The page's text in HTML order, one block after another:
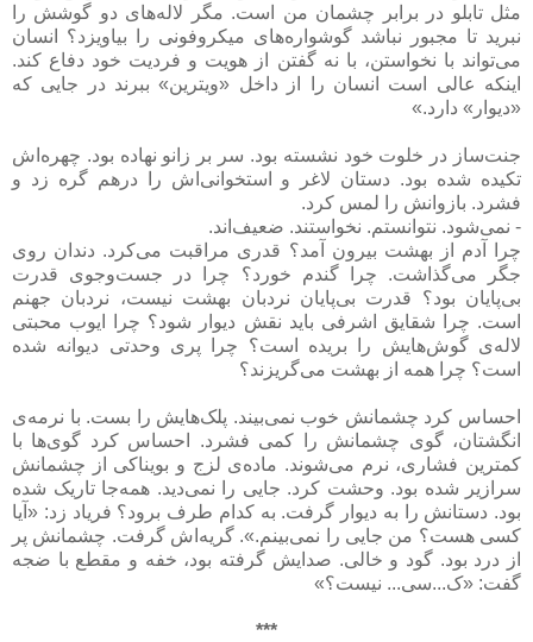
مثل تابلو در برابر چشمان من است. مگر لاله‌های دو گوشش را
نبرید تا مجبور نباشد گوشواره‌های میکروفونی را بیاویزد؟ انسان
می‌تواند با نخواستن، با نه گفتن از هویت و فردیت خود دفاع کند.
اینکه عالی است انسان را از داخل «ویترین» ببرند در جایی که
«دیوار» دارد.»
جنت‌ساز در خلوت خود نشسته بود. سر بر زانو نهاده بود. چهره‌اش
تکیده شده بود. دستان لاغر و استخوانی‌اش را درهم گره زد و
فشرد. بازوانش را لمس کرد.
- نمی‌شود. نتوانستم. نخواستند. ضعیف‌اند.
چرا آدم از بهشت بیرون آمد؟ قدری مراقبت می‌کرد. دندان روی
جگر می‌گذاشت. چرا گندم خورد؟ چرا در جست‌وجوی قدرت
بی‌پایان بود؟ قدرت بی‌پایان نردبان بهشت نیست، نردبان جهنم
است. چرا شقایق اشرفی باید نقش دیوار شود؟ چرا ایوب محبتی
لاله‌ی گوش‌هایش را بریده است؟ چرا پری وحدتی دیوانه شده
است؟ چرا همه از بهشت می‌گریزند؟
احساس کرد چشمانش خوب نمی‌بیند. پلک‌هایش را بست. با نرمه‌ی
انگشتان، گوی چشمانش را کمی فشرد. احساس کرد گوی‌ها با
کمترین فشاری، نرم می‌شوند. ماده‌ی لزج و بویناکی از چشمانش
سرازیر شده بود. وحشت کرد. جایی را نمی‌دید. همه‌جا تاریک شده
بود. دستانش را به دیوار گرفت. به کدام طرف برود؟ فریاد زد: «آیا
کسی هست؟ من جایی را نمی‌بینم.». گریه‌اش گرفت. چشمانش پر
از درد بود. گود و خالی. صدایش گرفته بود، خفه و مقطع با ضجه
گفت: «ک...سی... نیست؟»
***